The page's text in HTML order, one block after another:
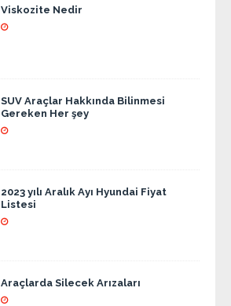
Viskozite Nedir
SUV Araçlar Hakkında Bilinmesi
Gereken Her şey
2023 yılı Aralık Ayı Hyundai Fiyat
Listesi
Araçlarda Silecek Arızaları